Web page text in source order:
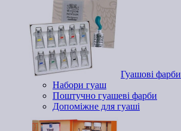
Гуашові фарби
Набори гуаш
Поштучно гуашеві фарби
Допоміжне для гуаші